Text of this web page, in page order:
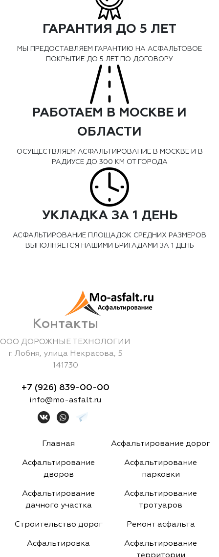
ГАРАНТИЯ ДО 5 ЛЕТ
МЫ ПРЕДОСТАВЛЯЕМ ГАРАНТИЮ НА АСФАЛЬТОВОЕ
ПОКРЫТИЕ ДО 5 ЛЕТ ПО ДОГОВОРУ
РАБОТАЕМ В МОСКВЕ И
ОБЛАСТИ
ОСУЩЕСТВЛЯЕМ АСФАЛЬТИРОВАНИЕ В МОСКВЕ И В
РАДИУСЕ ДО 300 КМ ОТ ГОРОДА
УКЛАДКА ЗА 1 ДЕНЬ
АСФАЛЬТИРОВАНИЕ ПЛОЩАДОК СРЕДНИХ РАЗМЕРОВ
ВЫПОЛНЯЕТСЯ НАШИМИ БРИГАДАМИ ЗА 1 ДЕНЬ
Контакты
ООО ДОРОЖНЫЕ ТЕХНОЛОГИИ
г. Лобня, улица Некрасова, 5
141730
+7 (926) 839-00-00
info@mo-asfalt.ru
Главная Асфальтирование дорог
Асфальтирование
дворов
Асфальтирование
парковки
Асфальтирование
дачного участка
Асфальтирование
тротуаров
Строительство дорог Ремонт асфальта
Асфальтировка
Асфальтирование